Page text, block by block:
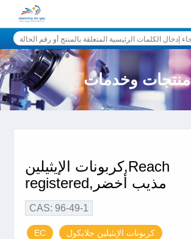
منتجات وخدمات
كربونات الإيثيلين,Reach
registered,مذيب أخضر
CAS: 96-49-1
EC كربونات الإيثيلين جلايكول